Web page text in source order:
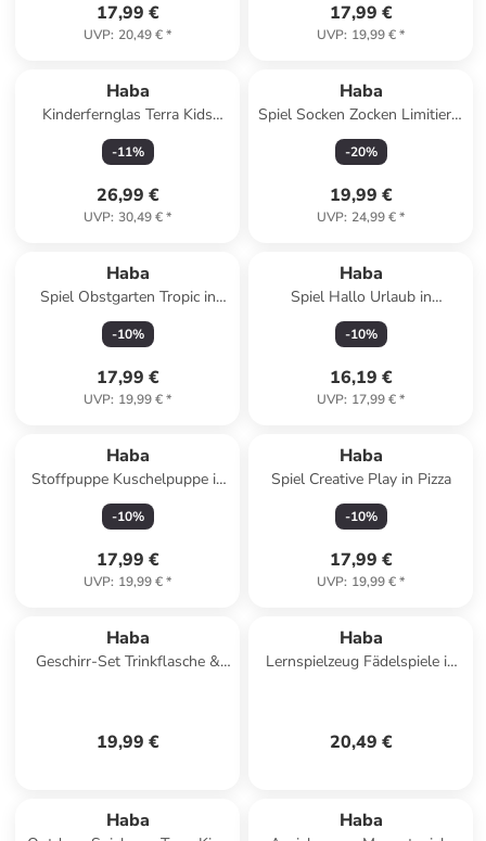
17,99 €
UVP: 20,49 €*
17,99 €
UVP: 19,99 €*
Haba
Kinderfernglas Terra Kids
Fernglas mit Tasche in
mehrfarbig
-11%
26,99 €
UVP: 30,49 €*
Haba
Spiel Socken Zocken Limitierte
Jubiläums-Edition in bunt
-20%
19,99 €
UVP: 24,99 €*
Haba
Spiel Obstgarten Tropic in
mehrfarbig
-10%
17,99 €
UVP: 19,99 €*
Haba
Spiel Hallo Urlaub in
mehrfarbig
-10%
16,19 €
UVP: 17,99 €*
Haba
Stoffpuppe Kuschelpuppe in
bunt
-10%
17,99 €
UVP: 19,99 €*
Haba
Spiel Creative Play in Pizza
-10%
17,99 €
UVP: 19,99 €*
Haba
Geschirr-Set Trinkflasche &
19,99 €
Haba
Lernspielzeug Fädelspiele in
20,49 €
Haba Haba